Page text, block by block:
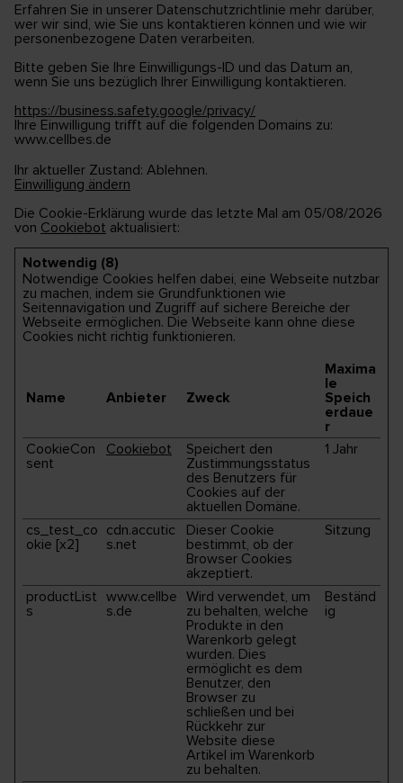
Erfahren Sie in unserer Datenschutzrichtlinie mehr darüber,
wer wir sind, wie Sie uns kontaktieren können und wie wir
personenbezogene Daten verarbeiten.
Bitte geben Sie Ihre Einwilligungs-ID und das Datum an,
wenn Sie uns bezüglich Ihrer Einwilligung kontaktieren.
https://business.safety.google/privacy/
Ihre Einwilligung trifft auf die folgenden Domains zu:
www.cellbes.de
Ihr aktueller Zustand: Ablehnen.
Einwilligung ändern
Die Cookie-Erklärung wurde das letzte Mal am 05/08/2026
von Cookiebot aktualisiert:
Notwendig (8)
Notwendige Cookies helfen dabei, eine Webseite nutzbar
zu machen, indem sie Grundfunktionen wie
Seitennavigation und Zugriff auf sichere Bereiche der
Webseite ermöglichen. Die Webseite kann ohne diese
Cookies nicht richtig funktionieren.
Name Anbieter Zweck
Maxima
le
Speich
erdaue
r
CookieCon
sent
Cookiebot
Speichert den
Zustimmungsstatus
des Benutzers für
Cookies auf der
aktuellen Domäne.
1 Jahr
cs_test_co
okie [x2]
cdn.accutic
s.net
Dieser Cookie
bestimmt, ob der
Browser Cookies
akzeptiert.
Sitzung
productList
s
www.cellbe
s.de
Wird verwendet, um
zu behalten, welche
Produkte in den
Warenkorb gelegt
wurden. Dies
ermöglicht es dem
Benutzer, den
Browser zu
schließen und bei
Rückkehr zur
Website diese
Artikel im Warenkorb
zu behalten.
Beständ
ig